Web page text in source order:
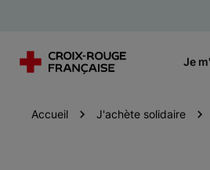
Je
Accueil J'achète solidaire